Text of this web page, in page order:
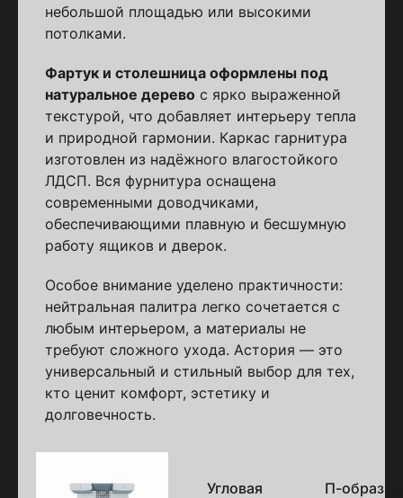
небольшой площадью или высокими
потолками.
Фартук и столешница оформлены под
натуральное дерево с ярко выраженной
текстурой, что добавляет интерьеру тепла
и природной гармонии. Каркас гарнитура
изготовлен из надёжного влагостойкого
ЛДСП. Вся фурнитура оснащена
современными доводчиками,
обеспечивающими плавную и бесшумную
работу ящиков и дверок.
Особое внимание уделено практичности:
нейтральная палитра легко сочетается с
любым интерьером, а материалы не
требуют сложного ухода. Астория — это
универсальный и стильный выбор для тех,
кто ценит комфорт, эстетику и
долговечность.
исполнения
Угловая П-